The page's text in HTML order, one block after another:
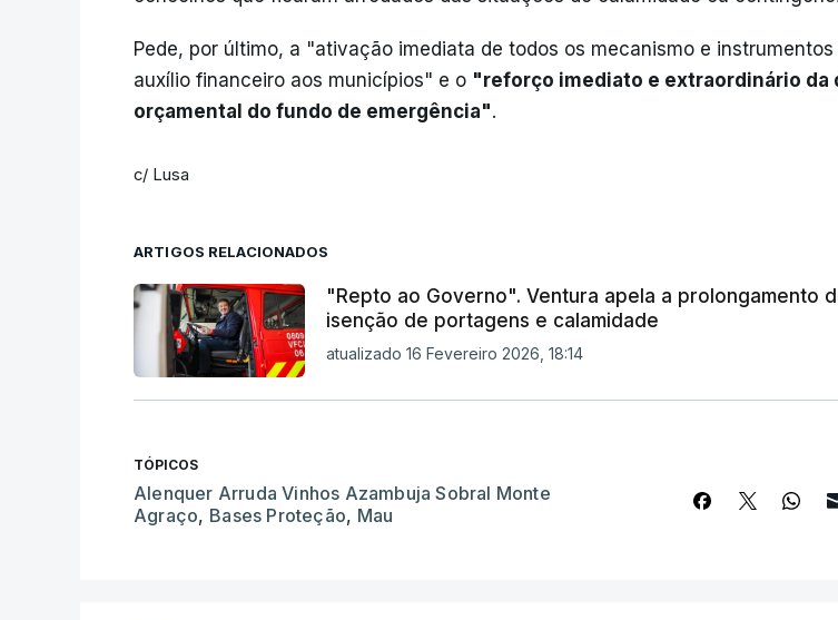
Pede, por último, a "ativação imediata de todos os mecanismo e instrumentos
auxílio financeiro aos municípios" e o "reforço imediato e extraordinário da
orçamental do fundo de emergência".
c/ Lusa
ARTIGOS RELACIONADOS
"Repto ao Governo". Ventura apela a prolongamento
isenção de portagens e calamidade
atualizado 16 Fevereiro 2026, 18:14
TÓPICOS
Alenquer Arruda Vinhos Azambuja Sobral Monte
Agraço, Bases Proteção, Mau